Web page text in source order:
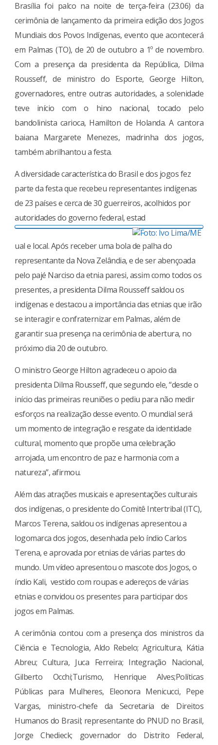
Brasília foi palco na noite de terça-feira (23.06) da
cerimônia de lançamento da primeira edição dos Jogos
Mundiais dos Povos Indígenas, evento que acontecerá
em Palmas (TO), de 20 de outubro a 1º de novembro.
Com a presença da presidenta da República, Dilma
Rousseff, de ministro do Esporte, George Hilton,
governadores, entre outras autoridades, a solenidade
teve início com o hino nacional, tocado pelo
bandolinista carioca, Hamilton de Holanda. A cantora
baiana Margarete Menezes, madrinha dos jogos,
também abrilhantou a festa.
A diversidade característica do Brasil e dos jogos fez
parte da festa que recebeu representantes indígenas
de 23 países e cerca de 30 guerreiros, acolhidos por
autoridades do governo federal, estad
ual e local. Após receber uma bola de palha do
representante da Nova Zelândia, e de ser abençoada
pelo pajé Narciso da etnia paresi, assim como todos os
presentes, a presidenta Dilma Rousseff saldou os
indígenas e destacou a importância das etnias que irão
se interagir e confraternizar em Palmas, além de
garantir sua presença na cerimônia de abertura, no
próximo dia 20 de outubro.
O ministro George Hilton agradeceu o apoio da
presidenta Dilma Rousseff, que segundo ele, “desde o
início das primeiras reuniões o pediu para não medir
esforços na realização desse evento. O mundial será
um momento de integração e resgate da identidade
cultural, momento que propõe uma celebração
arrojada, um encontro de paz e harmonia com a
natureza”, afirmou.
Além das atrações musicais e apresentações culturais
dos indígenas, o presidente do Comitê Intertribal (ITC),
Marcos Terena, saldou os indígenas apresentou a
logomarca dos jogos, desenhada pelo índio Carlos
Terena, e aprovada por etnias de várias partes do
mundo. Um vídeo apresentou o mascote dos Jogos, o
índio Kali, vestido com roupas e adereços de várias
etnias e convidou os presentes para participar dos
jogos em Palmas.
A cerimônia contou com a presença dos ministros da
Ciência e Tecnologia, Aldo Rebelo; Agricultura, Kátia
Abreu; Cultura, Juca Ferreira; Integração Nacional,
Gilberto Occhi;Turismo, Henrique Alves;Políticas
Públicas para Mulheres, Eleonora Menicucci, Pepe
Vargas, ministro-chefe da Secretaria de Direitos
Humanos do Brasil; representante do PNUD no Brasil,
Jorge Chedieck; governador do Distrito Federal,